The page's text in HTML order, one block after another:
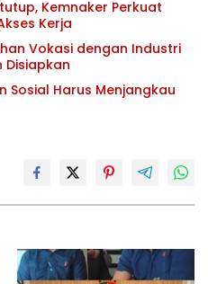
Kemnaker Perkuat
Kerja
Vokasi dengan Industri
Disiapkan
Sosial Harus Menjangkau